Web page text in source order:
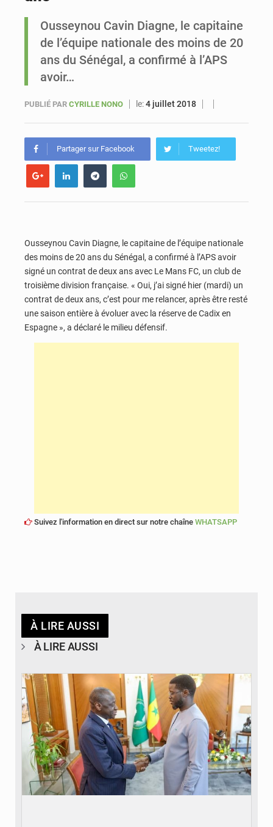
Sénégal : Ousmane Diagne prêtera serment le 11 août comme président du Conseil constitutionnel
Ousseynou Cavin Diagne, le capitaine
de l’équipe nationale des moins de 20
ans du Sénégal, a confirmé à l’APS
avoir…
PUBLIÉ PAR CYRILLE NONO le:4 juillet 2018
Partager sur Facebook Tweetez!
Ousseynou Cavin Diagne, le capitaine de l’équipe nationale
des moins de 20 ans du Sénégal, a confirmé à l’APS avoir
signé un contrat de deux ans avec Le Mans FC, un club de
troisième division française. « Oui, j’ai signé hier (mardi) un
contrat de deux ans, c’est pour me relancer, après être resté
une saison entière à évoluer avec la réserve de Cadix en
Espagne », a déclaré le milieu défensif.
Suivez l'information en direct sur notre chaîne WHATSAPP
À LIRE AUSSI
À LIRE AUSSI